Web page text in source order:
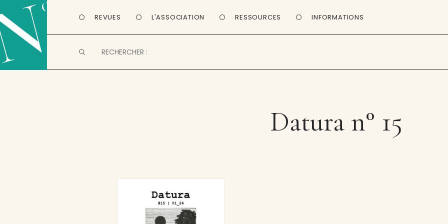
REVUES L'ASSOCIATION RESSOURCES INFORMATIONS
Datura n° 15